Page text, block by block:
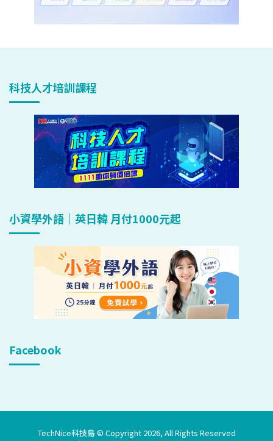
科技人才培訓課程
小資學外語｜英日韓 月付1000元起
Facebook
TechNice科技島 © Copyright 2026, All Rights Reserved